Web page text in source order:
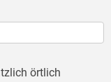
örtlich